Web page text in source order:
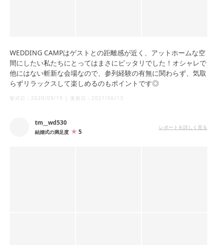
WEDDING CAMPはゲストとの距離感が近く、アットホームな空
間にしたい私たちにとってはまさにピッタリでした！オシャレで
他にはない斬新な会場なので、参列経験の有無に関わらず、気取
らずリラックスして楽しめるのもポイントです◎
挙式日： 2020/09/19 | 更新日： 2021/06/13
tm__wd530
結婚式の満足度 5
レポートを詳しく見る